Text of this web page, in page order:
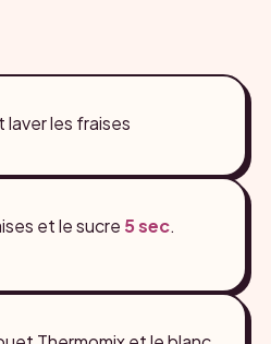
les fraises
et le sucre 5 sec.